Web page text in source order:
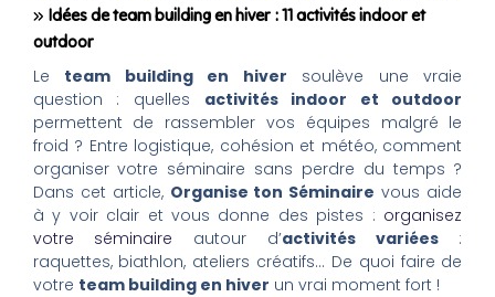
» Idées de team building en hiver : 11 activités indoor et
outdoor
Le team building en hiver soulève une vraie
question : quelles activités indoor et outdoor
permettent de rassembler vos équipes malgré le
froid ? Entre logistique, cohésion et météo, comment
organiser votre séminaire sans perdre du temps ?
Dans cet article, Organise ton Séminaire vous aide
à y voir clair et vous donne des pistes : organisez
votre séminaire autour d’activités variées:
raquettes, biathlon, ateliers créatifs… De quoi faire de
votre team building en hiver un vrai moment fort !